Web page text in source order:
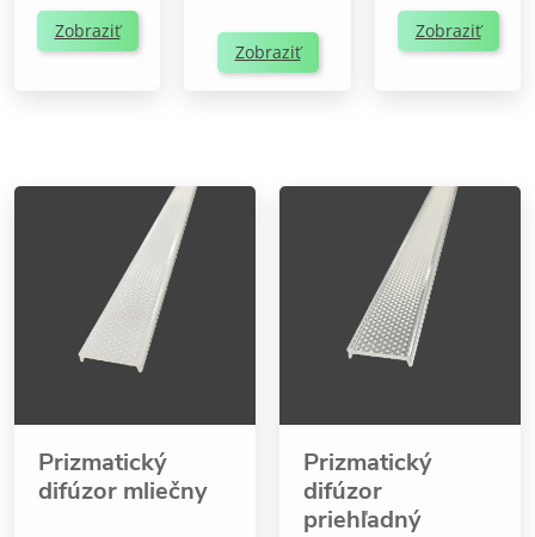
Zobraziť
Zobraziť
Zobraziť
Prizmatický
difúzor mliečny
Prizmatický
difúzor
priehľadný